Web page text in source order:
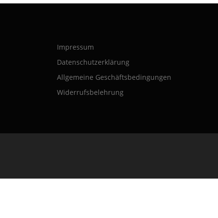
Impressum
Datenschutzerklärung
Allgemeine Geschäftsbedingungen
Widerrufsbelehrung